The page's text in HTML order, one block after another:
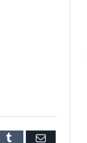
Tumblr Email